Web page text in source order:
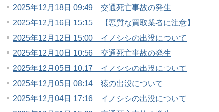
2025年12月18日 09:49 交通死亡事故の発生
2025年12月16日 15:15 【悪質な買取業者に注意】
2025年12月12日 15:00 イノシシの出没について
2025年12月10日 10:56 交通死亡事故の発生
2025年12月05日 10:17 イノシシの出没について
2025年12月05日 08:14 猿の出没について
2025年12月04日 17:16 イノシシの出没について